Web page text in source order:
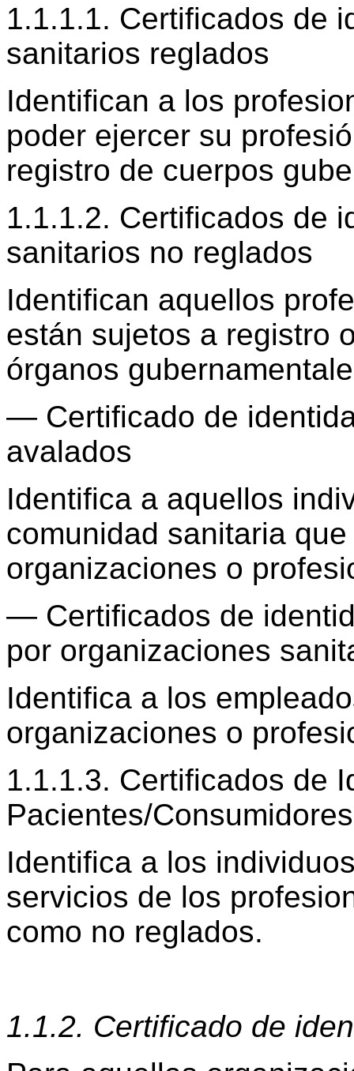
1.1.1.1. Certificados de
sanitarios reglados
Identifican a los
poder ejercer su
registro de cuerpos
1.1.1.2. Certificados de
sanitarios no reglados
Identifican aquellos
están sujetos a registro
órganos
— Certificado de
avalados
Identifica a aquellos
comunidad sanitaria
organizaciones o
— Certificados de
por organizaciones
Identifica a los
organizaciones o
1.1.1.3. Certificados de
Pacientes/Consumidores
Identifica a los
servicios de los
como no reglados.
1.1.2. Certificado de